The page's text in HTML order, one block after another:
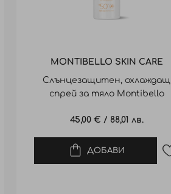
MONTIBELLO SKIN CARE
Слънцезащитен, охлаждащ
спрей за тяло Montibello
45,00 € / 88,01 лв.
ДОБАВИ